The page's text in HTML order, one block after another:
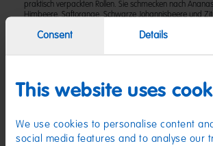
Consent Details
This website uses
We use cookies to personalise content
social media features and to analyse our
praktisch verpackten Rollen. Sie schmecken nach
Himbeere, Saftorange, Schwarze Johannisbeere und
Zutaten
Säuerungsmittel: Citronensäure; Sonnenblumenöl;
Pflanzenkonzentrate: Saflor, Spirulina, Apfel,
Anthocyane; Überzugsmittel: Bienenwachs weiß
von MILCH, WEIZEN enthalten.